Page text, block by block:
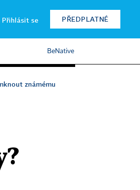
Přihlásit se PŘEDPLATNÉ
BeNative
známému